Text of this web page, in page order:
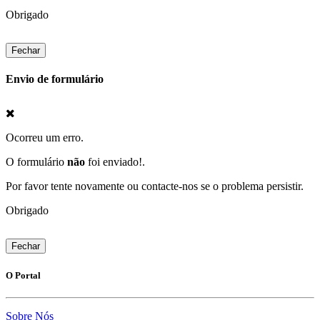
Obrigado
Fechar
Envio de formulário
Ocorreu um erro.
O formulário não foi enviado!.
Por favor tente novamente ou contacte-nos se o problema persistir.
Obrigado
Fechar
O Portal
Sobre Nós